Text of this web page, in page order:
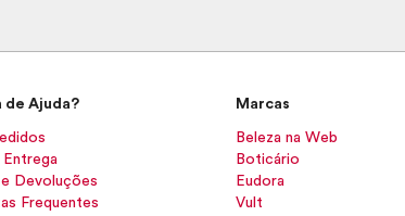
de Ajuda?
Entrega
Devoluções
Frequentes
Marcas
Beleza na Web
Boticário
Eudora
Vult